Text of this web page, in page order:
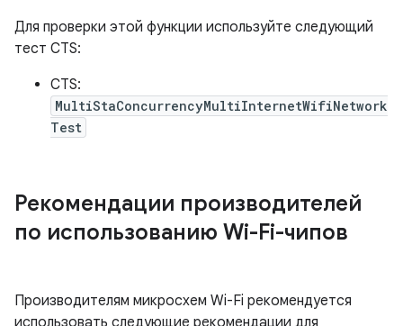
Для проверки этой функции используйте следующий
тест CTS:
CTS:
MultiStaConcurrencyMultiInternetWifiNetwork
Test
Рекомендации производителей
по использованию Wi-Fi-чипов
Производителям микросхем Wi-Fi рекомендуется
использовать следующие рекомендации для